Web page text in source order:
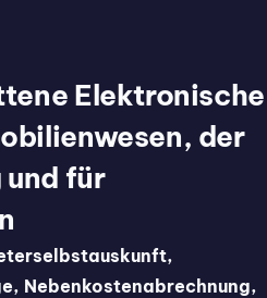
Elektronische
der
und für
Nebenkostenabrechnung,